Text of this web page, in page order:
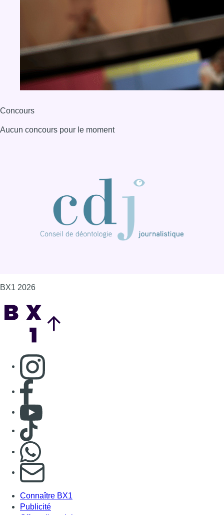
Concours
Aucun concours pour le moment
BX1 2026
Consulter page Instagram
Consulter page Facebook
Consulter Youtube
Consulter TikTok
S'abonner à notre newsletter
Connaître BX1
Publicité